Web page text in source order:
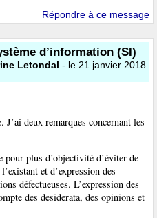
Répondre à ce message
d’information (SI)
Letondal - le 21 janvier 2018
deux remarques concernant les
pour plus d’objectivité d’éviter de
et d’expression des
défectueuses. L’expression des
des desiderata, des opinions et